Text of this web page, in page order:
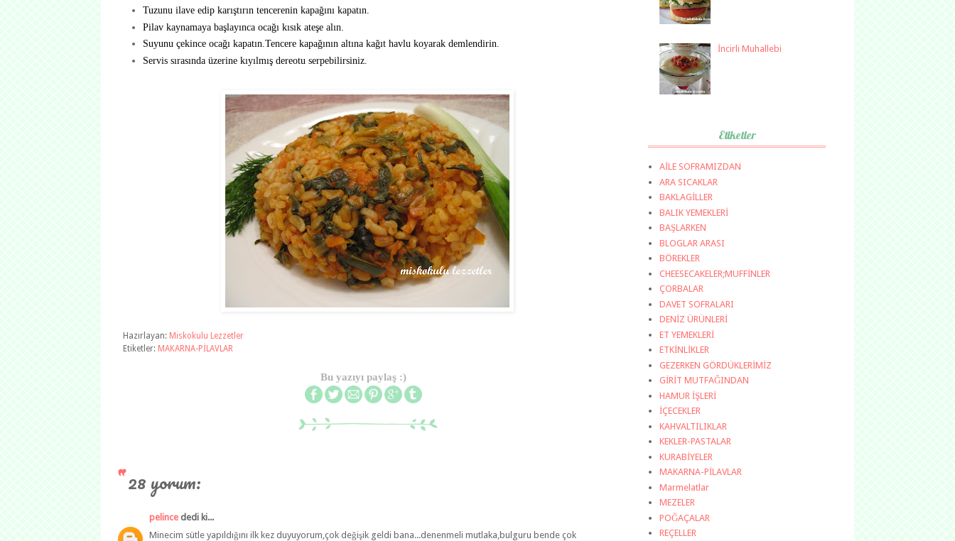
Tuzunu ilave edip karıştırın tencerenin kapağını kapatın.
Pilav kaynamaya başlayınca ocağı kısık ateşe alın.
Suyunu çekince ocağı kapatın.Tencere kapağının altına kağıt havlu koyarak demlendirin.
Servis sırasında üzerine kıyılmış dereotu serpebilirsiniz.
Hazırlayan: Miskokulu Lezzetler
Etiketler: MAKARNA-PİLAVLAR
Bu yazıyı paylaş :)
28 yorum:
pelince dedi ki...
Minecim sütle yapıldığını ilk kez duyuyorum,çok değişik geldi bana...denenmeli mutlaka,bulguru bende çok
İncirli Muhallebi
Etiketler
AİLE SOFRAMIZDAN
ARA SICAKLAR
BAKLAGİLLER
BALIK YEMEKLERİ
BAŞLARKEN
BLOGLAR ARASI
BÖREKLER
CHEESECAKELER;MUFFİNLER
ÇORBALAR
DAVET SOFRALARI
DENİZ ÜRÜNLERİ
ET YEMEKLERİ
ETKİNLİKLER
GEZERKEN GÖRDÜKLERİMİZ
GİRİT MUTFAĞINDAN
HAMUR İŞLERİ
İÇECEKLER
KAHVALTILIKLAR
KEKLER-PASTALAR
KURABİYELER
MAKARNA-PİLAVLAR
Marmelatlar
MEZELER
POĞAÇALAR
REÇELLER